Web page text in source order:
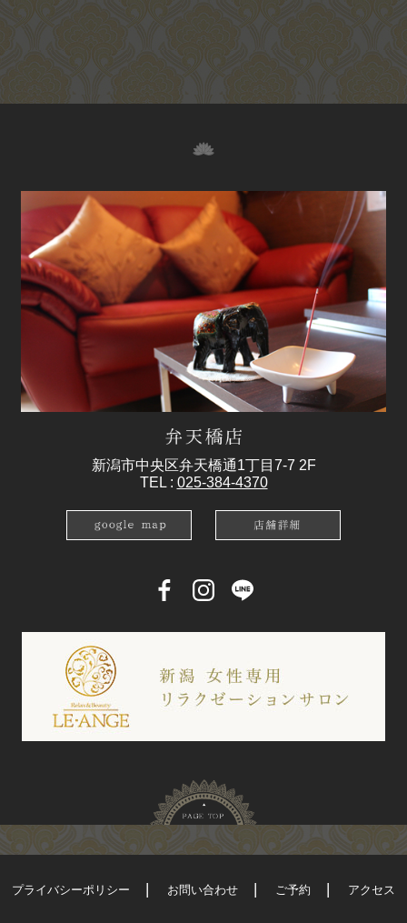
新潟市中央区弁天橋通1丁目7-7 2F
TEL : 025-384-4370
プライバシーポリシー お問い合わせ ご予約 アクセス